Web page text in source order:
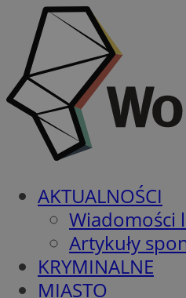
AKTUALNOŚCI
Wiadomości
Artykuły
KRYMINALNE
MIASTO